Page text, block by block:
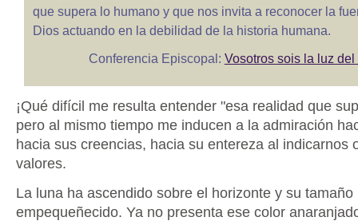
que supera lo humano y que nos invita a reconocer la
Dios actuando en la debilidad de la historia humana.
Conferencia Episcopal: Vosotros sois la luz del
¡Qué difícil me resulta entender "esa realidad que
pero al mismo tiempo me inducen a la admiración
hacia sus creencias, hacia su entereza al indicarnos
valores.
La luna ha ascendido sobre el horizonte y su tamaño
empequeñecido. Ya no presenta ese color